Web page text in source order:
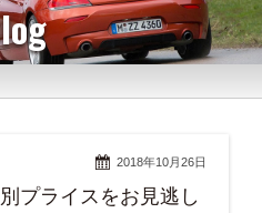
2018年10月26日
プライスをお見逃し